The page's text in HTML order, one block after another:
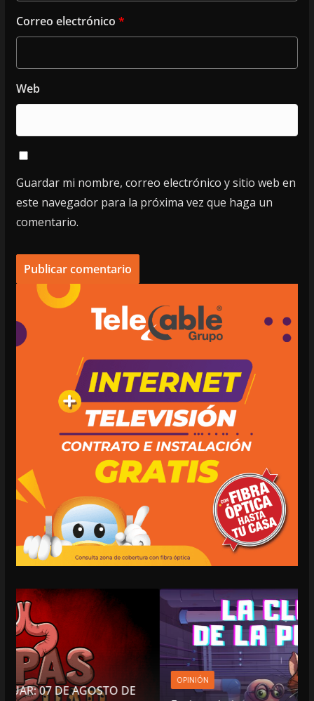
Correo electrónico *
Web
Guardar mi nombre, correo electrónico y sitio web en
este navegador para la próxima vez que haga un
comentario.
OPINIÓN